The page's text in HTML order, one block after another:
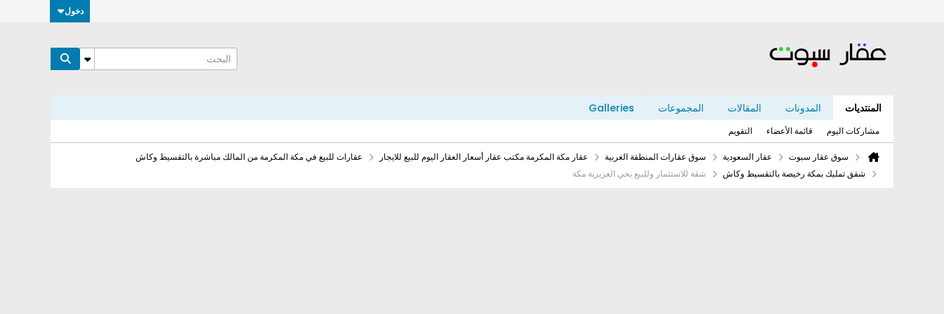
دخول
المنتديات المدونات المقالات المجموعات Galleries
مشاركات اليوم قائمة الأعضاء التقويم
سوق عقار سبوت عقار السعودية سوق عقارات المنطقة الغربية عقار مكة المكرمة مكتب عقار أسعار العقار اليوم للبيع للايجار
عقارات للبيع في مكة المكرمة من المالك مباشرة بالتقسيط وكاش
شقق تمليك بمكة رخيصة بالتقسيط وكاش
شقة للاستثمار وللبيع بحي العزيزية مكة